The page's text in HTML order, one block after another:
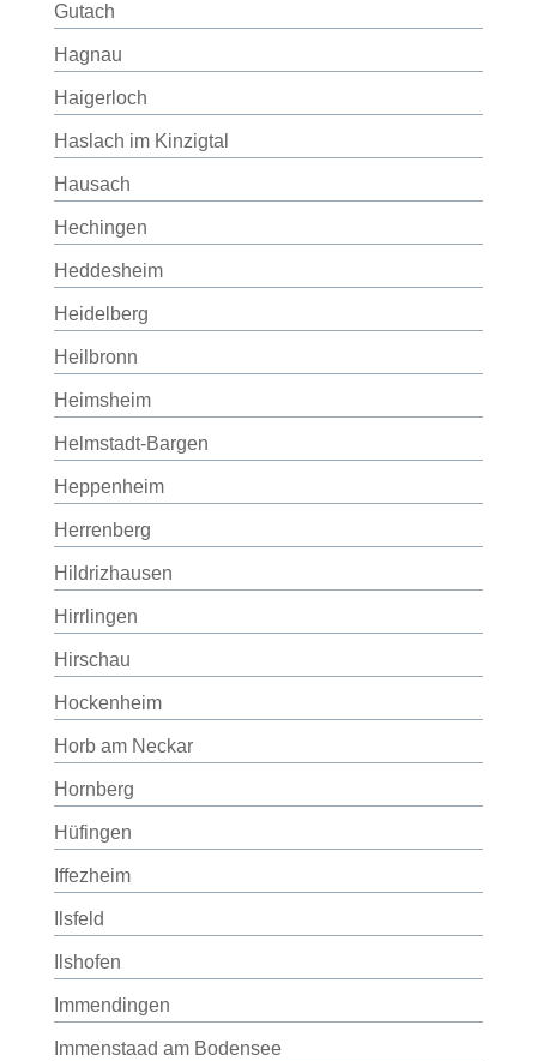
Gutach
Hagnau
Haigerloch
Haslach im Kinzigtal
Hausach
Hechingen
Heddesheim
Heidelberg
Heilbronn
Heimsheim
Helmstadt-Bargen
Heppenheim
Herrenberg
Hildrizhausen
Hirrlingen
Hirschau
Hockenheim
Horb am Neckar
Hornberg
Hüfingen
Iffezheim
Ilsfeld
Ilshofen
Immendingen
Immenstaad am Bodensee